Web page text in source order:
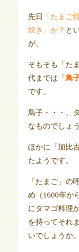
先日
「たまご
焼き」か？ と
が、
そもそも「た
代までは 「 鳥
です。
鳥子・・・、
なものでしょ
ほかに「加比
たようです。
「たまご」の
め（1600年か
にタマゴ料理
を持ってそれ
いでしょうか。